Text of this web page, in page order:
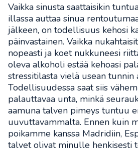
Vaikka sinusta saattaisikin
illassa auttaa sinua
jälkeen, on todellisuus kehosi
päinvastainen. Vaikka
nopeasti ja koet nukkuneesi
oleva alkoholi estää kehoasi
stressitilasta vielä usean tunnin
Todellisuudessa saat siis
palauttavaa unta, minkä
aamuna talven pimeys tuntuu
uuvuttavammalta. Ennen kuin
poikamme kanssa Madridiin,
talvet olivat minulle henkisesti